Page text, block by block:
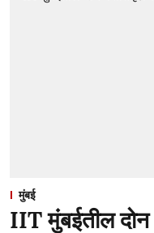
मुंबई
IIT मुंबईतील